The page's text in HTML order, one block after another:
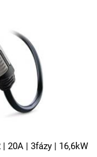
20A | 3fázy | 16,6kW